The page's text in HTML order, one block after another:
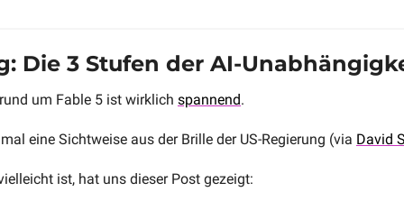
Die 3 Stufen der AI-
um Fable 5 ist wirklich spannend.
eine Sichtweise aus der Brille der US-Regierung (via David
ist, hat uns dieser Post gezeigt: